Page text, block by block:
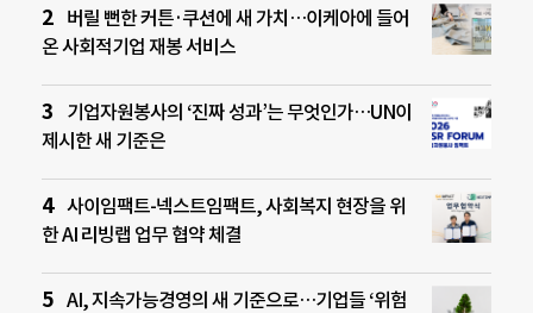
버릴 뻔한 커튼·쿠션에 새 가치…이케아에 들어
온 사회적기업 재봉 서비스
기업자원봉사의 ‘진짜 성과’는 무엇인가…UN이
제시한 새 기준은
사이임팩트-넥스트임팩트, 사회복지 현장을 위
한 AI 리빙랩 업무 협약 체결
AI, 지속가능경영의 새 기준으로…기업들 ‘위험